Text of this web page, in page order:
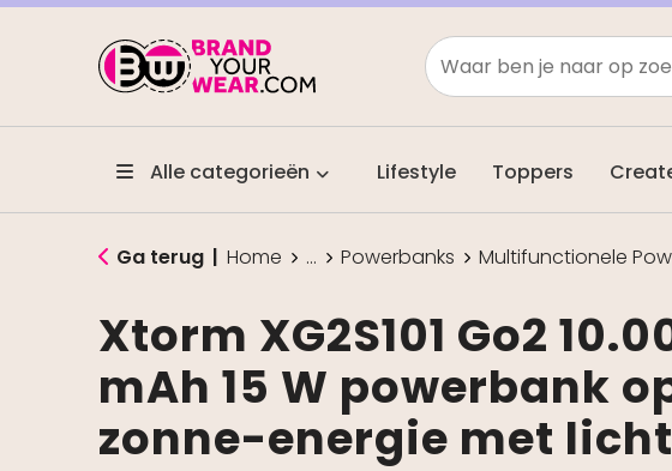
Alle categorieën Lifestyle Toppers
Ga terug | Home ... Powerbanks Multifunctionele
Xtorm XG2S101 Go2
mAh 15 W powerbank
zonne-energie met licht